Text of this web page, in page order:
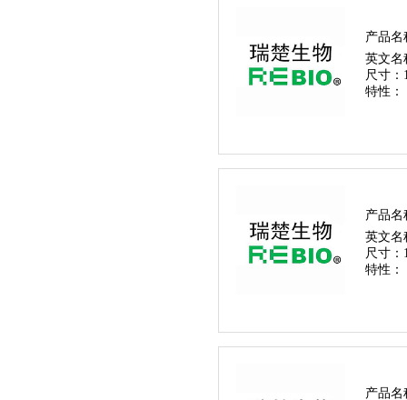
产品名
英文名
尺寸：
特性：
产品名
英文名
尺寸：
特性：
产品名